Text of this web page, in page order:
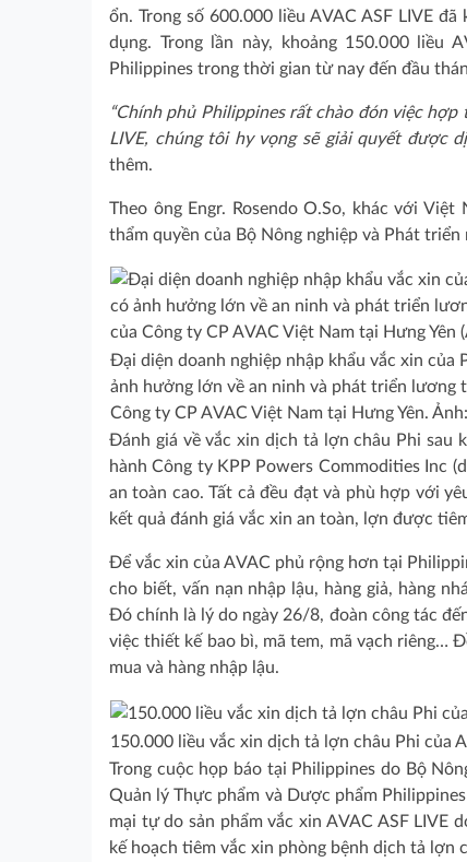
ổn. Trong số 600.000 liều AVAC ASF LIVE
dụng. Trong lần này, khoảng 150.000 liều
Philippines trong thời gian từ nay đến đầu
“Chính phủ Philippines rất chào đón việc
LIVE, chúng tôi hy vọng sẽ giải quyết được
thêm.
Theo ông Engr. Rosendo O.So, khác với
thẩm quyền của Bộ Nông nghiệp và Phát
Đại diện doanh nghiệp nhập khẩu vắc xin của
ảnh hưởng lớn về an ninh và phát triển lương
Công ty CP AVAC Việt Nam tại Hưng Yên.
Đánh giá về vắc xin dịch tả lợn châu Phi sau
hành Công ty KPP Powers Commodities Inc
an toàn cao. Tất cả đều đạt và phù hợp với
kết quả đánh giá vắc xin an toàn, lợn được
Để vắc xin của AVAC phủ rộng hơn tại
cho biết, vấn nạn nhập lậu, hàng giả, hàng
Đó chính là lý do ngày 26/8, đoàn công tác
việc thiết kế bao bì, mã tem, mã vạch riêng…
mua và hàng nhập lậu.
150.000 liều vắc xin dịch tả lợn châu Phi của
Trong cuộc họp báo tại Philippines do Bộ
Quản lý Thực phẩm và Dược phẩm
mại tự do sản phẩm vắc xin AVAC ASF LIVE
kế hoạch tiêm vắc xin phòng bệnh dịch tả lợn